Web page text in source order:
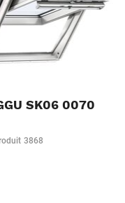
SK06 0070
3868